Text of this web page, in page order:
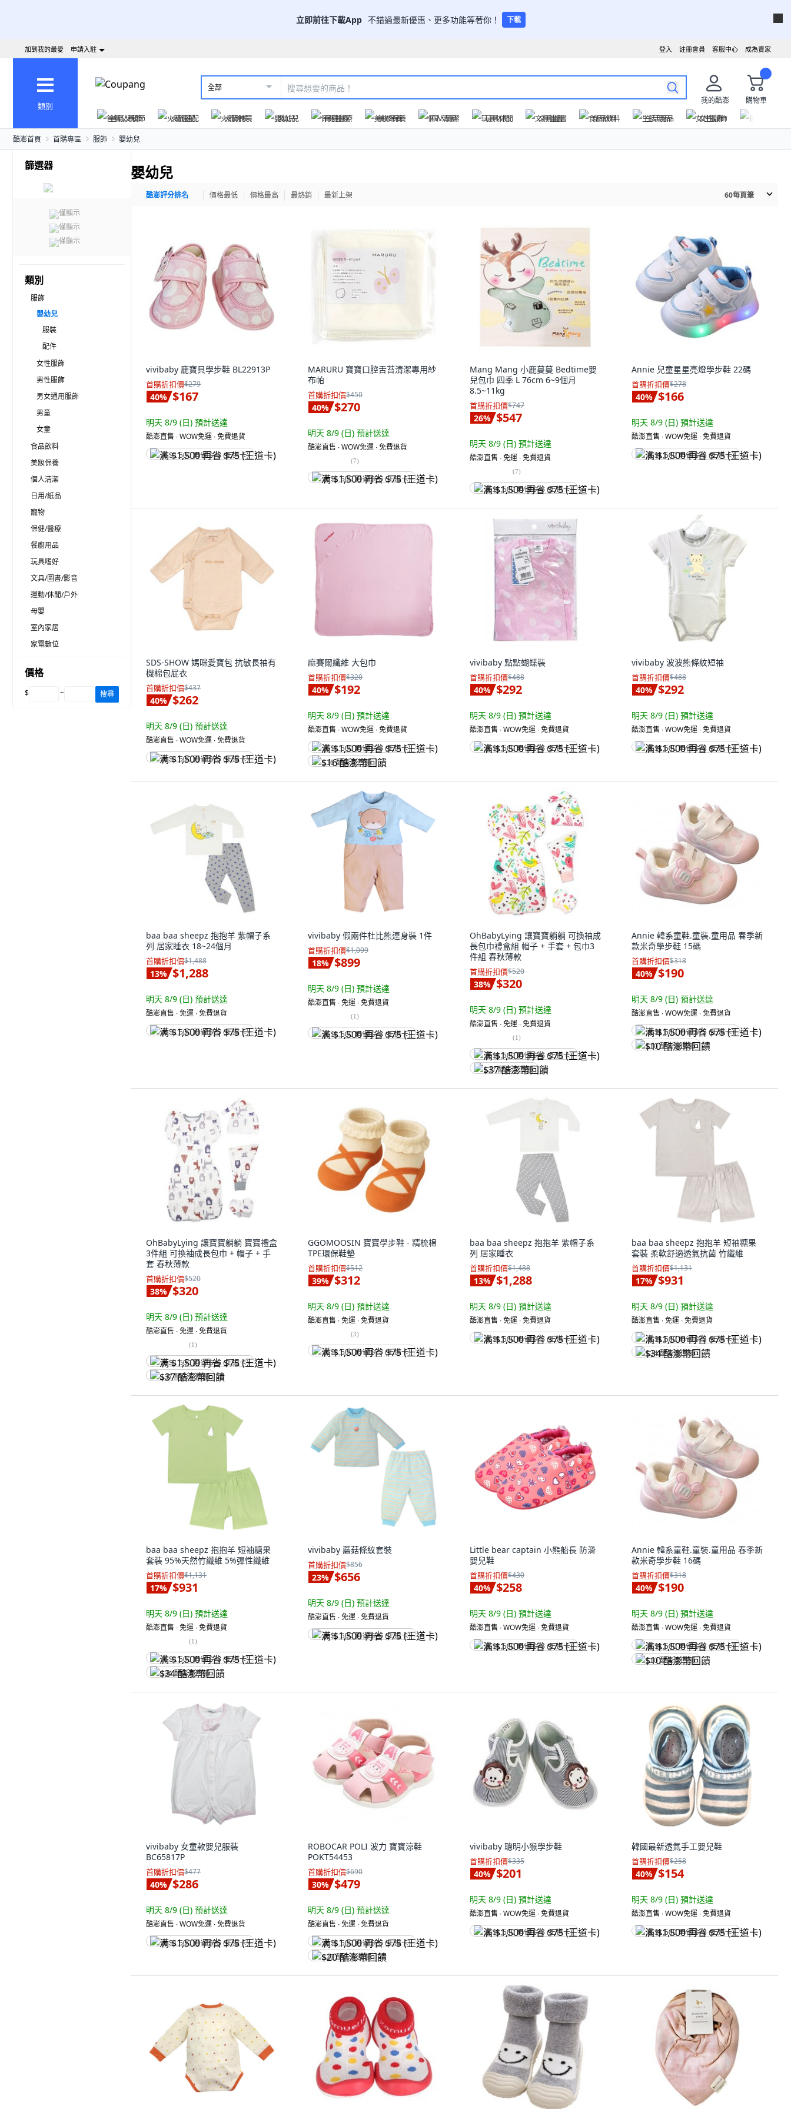
立即前往下載App 不錯過最新優惠、更多功能等著你！ 下載
成為賣家
客服中心
註冊會員
登入
加到我的最愛 申請入駐
類別
全部
我的酷澎
購物車
爸氣父親節
火箭速配 火箭跨境 嬰幼兒 保健醫療 美妝保養 個人清潔 玩具休閒 文具圖書 食品飲料 生活用品 女性服飾
酷澎首頁 首購專區 服飾 嬰幼兒
篩選器
僅顯示
僅顯示
僅顯示
類別
服飾
嬰幼兒
服裝
配件
女性服飾
男性服飾
男女通用服飾
男童
女童
食品飲料
美妝保養
個人清潔
日用/紙品
寵物
保健/醫療
餐廚用品
玩具嗜好
文具/圖書/影音
運動/休閒/戶外
母嬰
室內家居
家電數位
價格
$ ~ 搜尋
嬰幼兒
酷澎評分排名 價格最低 價格最高 最熱銷 最新上架 60每頁筆
vivibaby 鹿寶貝學步鞋 BL22913P
首購折扣價$279
40% $167
明天 8/9 (日) 預計送達
酷澎直售 ∙ WOW免運 ∙ 免費退貨
满 $1,500 再省 $75 (王道卡)
MARURU 寶寶口腔舌苔清潔專用紗
布帕
首購折扣價$450
40% $270
明天 8/9 (日) 預計送達
酷澎直售 ∙ WOW免運 ∙ 免費退貨
(7)
满 $1,500 再省 $75 (王道卡)
Mang Mang 小鹿蔓蔓 Bedtime嬰
兒包巾 四季 L 76cm 6~9個月
8.5~11kg
首購折扣價$747
26% $547
明天 8/9 (日) 預計送達
酷澎直售 ∙ 免運 ∙ 免費退貨
(7)
满 $1,500 再省 $75 (王道卡)
Annie 兒童星星亮燈學步鞋 22碼
首購折扣價$278
40% $166
明天 8/9 (日) 預計送達
酷澎直售 ∙ WOW免運 ∙ 免費退貨
满 $1,500 再省 $75 (王道卡)
SDS-SHOW 媽咪愛寶包 抗敏長袖有
機棉包屁衣
首購折扣價$437
40% $262
明天 8/9 (日) 預計送達
酷澎直售 ∙ WOW免運 ∙ 免費退貨
满 $1,500 再省 $75 (王道卡)
麻賽爾纖維 大包巾
首購折扣價$320
40% $192
明天 8/9 (日) 預計送達
酷澎直售 ∙ WOW免運 ∙ 免費退貨
满 $1,500 再省 $75 (王道卡)
$16 酷澎幣回饋
vivibaby 點點蝴蝶裝
首購折扣價$488
40% $292
明天 8/9 (日) 預計送達
酷澎直售 ∙ WOW免運 ∙ 免費退貨
满 $1,500 再省 $75 (王道卡)
vivibaby 波波熊條紋短袖
首購折扣價$488
40% $292
明天 8/9 (日) 預計送達
酷澎直售 ∙ WOW免運 ∙ 免費退貨
满 $1,500 再省 $75 (王道卡)
baa baa sheepz 抱抱羊 紫帽子系
列 居家睡衣 18~24個月
首購折扣價$1,488
13% $1,288
明天 8/9 (日) 預計送達
酷澎直售 ∙ 免運 ∙ 免費退貨
满 $1,500 再省 $75 (王道卡)
vivibaby 假兩件杜比熊連身裝 1件
首購折扣價$1,099
18% $899
明天 8/9 (日) 預計送達
酷澎直售 ∙ 免運 ∙ 免費退貨
(1)
满 $1,500 再省 $75 (王道卡)
OhBabyLying 讓寶寶躺躺 可換袖成
長包巾禮盒組 帽子 + 手套 + 包巾3
件組 春秋薄款
首購折扣價$520
38% $320
明天 8/9 (日) 預計送達
酷澎直售 ∙ 免運 ∙ 免費退貨
(1)
满 $1,500 再省 $75 (王道卡)
$37 酷澎幣回饋
Annie 韓系童鞋.童裝.童用品 春季新
款米奇學步鞋 15碼
首購折扣價$318
40% $190
明天 8/9 (日) 預計送達
酷澎直售 ∙ WOW免運 ∙ 免費退貨
满 $1,500 再省 $75 (王道卡)
$10 酷澎幣回饋
OhBabyLying 讓寶寶躺躺 寶寶禮盒
3件組 可換袖成長包巾 + 帽子 + 手
套 春秋薄款
首購折扣價$520
38% $320
明天 8/9 (日) 預計送達
酷澎直售 ∙ 免運 ∙ 免費退貨
(1)
满 $1,500 再省 $75 (王道卡)
$37 酷澎幣回饋
GGOMOOSIN 寶寶學步鞋 - 精梳棉
TPE環保鞋墊
首購折扣價$512
39% $312
明天 8/9 (日) 預計送達
酷澎直售 ∙ 免運 ∙ 免費退貨
(3)
满 $1,500 再省 $75 (王道卡)
baa baa sheepz 抱抱羊 紫帽子系
列 居家睡衣
首購折扣價$1,488
13% $1,288
明天 8/9 (日) 預計送達
酷澎直售 ∙ 免運 ∙ 免費退貨
满 $1,500 再省 $75 (王道卡)
baa baa sheepz 抱抱羊 短袖糖果
套裝 柔軟舒適透氣抗菌 竹纖維
首購折扣價$1,131
17% $931
明天 8/9 (日) 預計送達
酷澎直售 ∙ 免運 ∙ 免費退貨
满 $1,500 再省 $75 (王道卡)
$34 酷澎幣回饋
baa baa sheepz 抱抱羊 短袖糖果
套裝 95%天然竹纖維 5%彈性纖維
首購折扣價$1,131
17% $931
明天 8/9 (日) 預計送達
酷澎直售 ∙ 免運 ∙ 免費退貨
(1)
满 $1,500 再省 $75 (王道卡)
$34 酷澎幣回饋
vivibaby 蘑菇條紋套裝
首購折扣價$856
23% $656
明天 8/9 (日) 預計送達
酷澎直售 ∙ 免運 ∙ 免費退貨
满 $1,500 再省 $75 (王道卡)
Little bear captain 小熊船長 防滑
嬰兒鞋
首購折扣價$430
40% $258
明天 8/9 (日) 預計送達
酷澎直售 ∙ WOW免運 ∙ 免費退貨
满 $1,500 再省 $75 (王道卡)
Annie 韓系童鞋.童裝.童用品 春季新
款米奇學步鞋 16碼
首購折扣價$318
40% $190
明天 8/9 (日) 預計送達
酷澎直售 ∙ WOW免運 ∙ 免費退貨
满 $1,500 再省 $75 (王道卡)
$10 酷澎幣回饋
vivibaby 女童款嬰兒服裝
BC65817P
首購折扣價$477
40% $286
明天 8/9 (日) 預計送達
酷澎直售 ∙ WOW免運 ∙ 免費退貨
满 $1,500 再省 $75 (王道卡)
ROBOCAR POLI 波力 寶寶涼鞋
POKT54453
首購折扣價$690
30% $479
明天 8/9 (日) 預計送達
酷澎直售 ∙ 免運 ∙ 免費退貨
满 $1,500 再省 $75 (王道卡)
$20 酷澎幣回饋
vivibaby 聰明小猴學步鞋
首購折扣價$335
40% $201
明天 8/9 (日) 預計送達
酷澎直售 ∙ WOW免運 ∙ 免費退貨
满 $1,500 再省 $75 (王道卡)
韓國最新透氣手工嬰兒鞋
首購折扣價$258
40% $154
明天 8/9 (日) 預計送達
酷澎直售 ∙ WOW免運 ∙ 免費退貨
满 $1,500 再省 $75 (王道卡)